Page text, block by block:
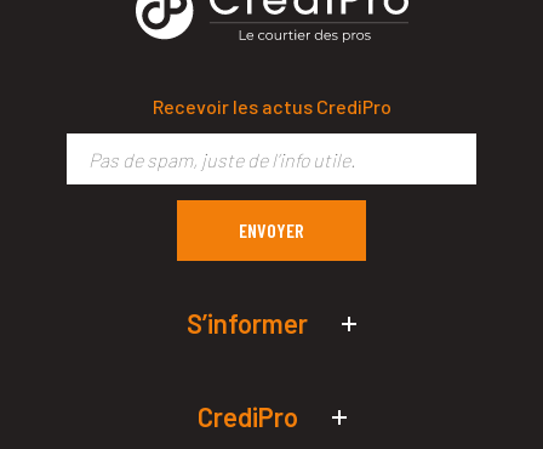
Recevoir les actus CrediPro
S’informer
Simulateurs de prêt pro
CrediPro